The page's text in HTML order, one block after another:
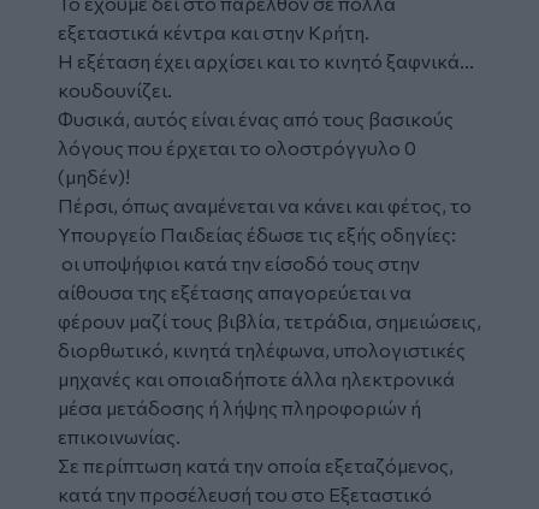
εξεταστικά κέντρα και στην Κρήτη.
Η εξέταση έχει αρχίσει και το κινητό ξαφνικά...
κουδουνίζει.
Φυσικά, αυτός είναι ένας από τους βασικούς
λόγους που έρχεται το ολοστρόγγυλο 0
(μηδέν)!
Πέρσι, όπως αναμένεται να κάνει και φέτος, το
Υπουργείο Παιδείας έδωσε τις εξής οδηγίες:
οι υποψήφιοι κατά την είσοδό τους στην
αίθουσα της εξέτασης απαγορεύεται να
φέρουν μαζί τους βιβλία, τετράδια, σημειώσεις,
διορθωτικό, κινητά τηλέφωνα, υπολογιστικές
μηχανές και οποιαδήποτε άλλα ηλεκτρονικά
μέσα μετάδοσης ή λήψης πληροφοριών ή
επικοινωνίας.
Σε περίπτωση κατά την οποία εξεταζόμενος,
κατά την προσέλευσή του στο Εξεταστικό